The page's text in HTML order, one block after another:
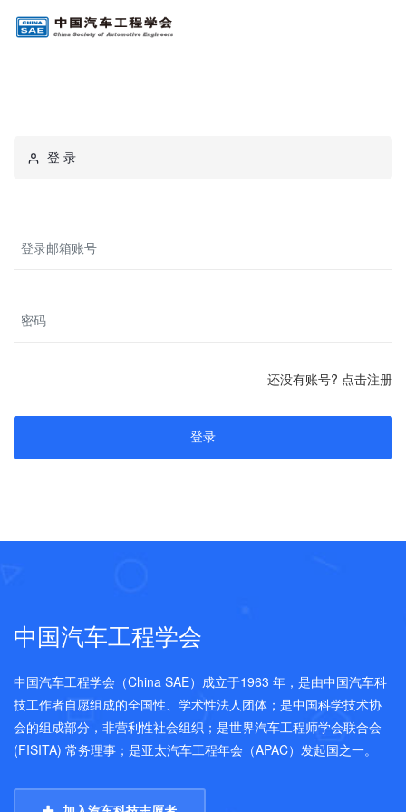
登 录
还没有账号? 点击注册
中国汽车工程学会
中国汽车工程学会（China SAE）成立于1963 年，是由中国汽车科
技工作者自愿组成的全国性、学术性法人团体；是中国科学技术协
会的组成部分，非营利性社会组织；是世界汽车工程师学会联合会
(FISITA) 常务理事；是亚太汽车工程年会（APAC）发起国之一。